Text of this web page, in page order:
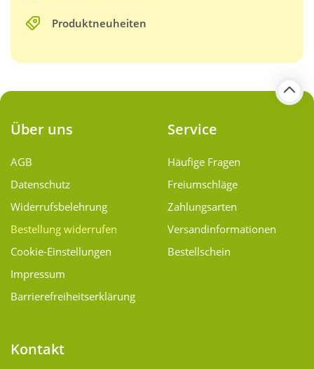
Produktneuheiten
Über uns
AGB
Datenschutz
Widerrufsbelehrung
Bestellung widerrufen
Cookie-Einstellungen
Impressum
Barrierefreiheitserklärung
Service
Häufige Fragen
Freiumschläge
Zahlungsarten
Versand­informationen
Bestellschein
Kontakt